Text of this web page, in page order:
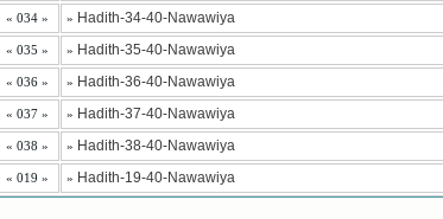
« 034 » » Hadith-34-40-Nawawiya
« 035 » » Hadith-35-40-Nawawiya
« 036 » » Hadith-36-40-Nawawiya
« 037 » » Hadith-37-40-Nawawiya
« 038 » » Hadith-38-40-Nawawiya
« 019 » » Hadith-19-40-Nawawiya